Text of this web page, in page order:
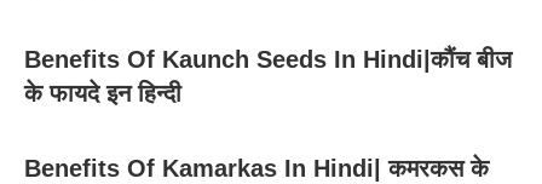
Benefits Of Kaunch Seeds In Hindi|कौंच बीज
के फायदे इन हिन्दी
Benefits Of Kamarkas In Hindi| कमरकस के